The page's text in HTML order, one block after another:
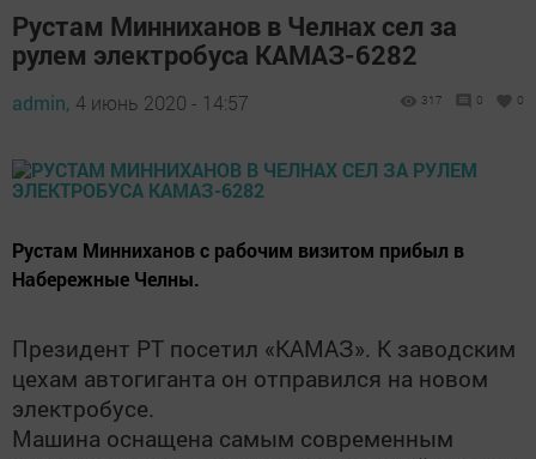
Рустам Минниханов в Челнах сел за
рулем электробуса КАМАЗ-6282
admin, 4 июнь 2020 - 14:57 317 0 0
Рустам Минниханов с рабочим визитом прибыл в
Набережные Челны.
Президент РТ посетил «КАМАЗ». К заводским
цехам автогиганта он отправился на новом
электробусе.
Машина оснащена самым современным